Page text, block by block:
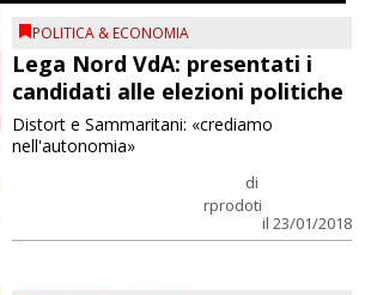
POLITICA & ECONOMIA
Lega Nord VdA: presentati i
candidati alle elezioni politiche
di
rprodoti
il 23/01/2018
Distort e Sammaritani: «crediamo
nell'autonomia»